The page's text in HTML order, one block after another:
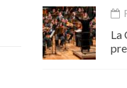
La